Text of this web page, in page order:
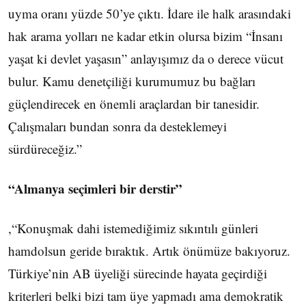
uyma oranı yüzde 50’ye çıktı. İdare ile halk arasındaki
hak arama yolları ne kadar etkin olursa bizim “İnsanı
yaşat ki devlet yaşasın” anlayışımız da o derece vücut
bulur. Kamu denetçiliği kurumumuz bu bağları
güçlendirecek en önemli araçlardan bir tanesidir.
Çalışmaları bundan sonra da desteklemeyi
sürdüreceğiz.”
“Almanya seçimleri bir derstir”
,“Konuşmak dahi istemediğimiz sıkıntılı günleri
hamdolsun geride bıraktık. Artık önümüze bakıyoruz.
Türkiye’nin AB üyeliği sürecinde hayata geçirdiği
kriterleri belki bizi tam üye yapmadı ama demokratik